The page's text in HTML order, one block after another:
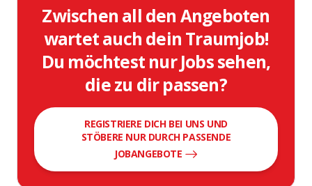
Zwischen all den Angeboten
wartet auch dein Traumjob!
Du möchtest nur Jobs sehen,
die zu dir passen?
REGISTRIERE DICH BEI UNS UND
STÖBERE NUR DURCH PASSENDE
JOBANGEBOTE